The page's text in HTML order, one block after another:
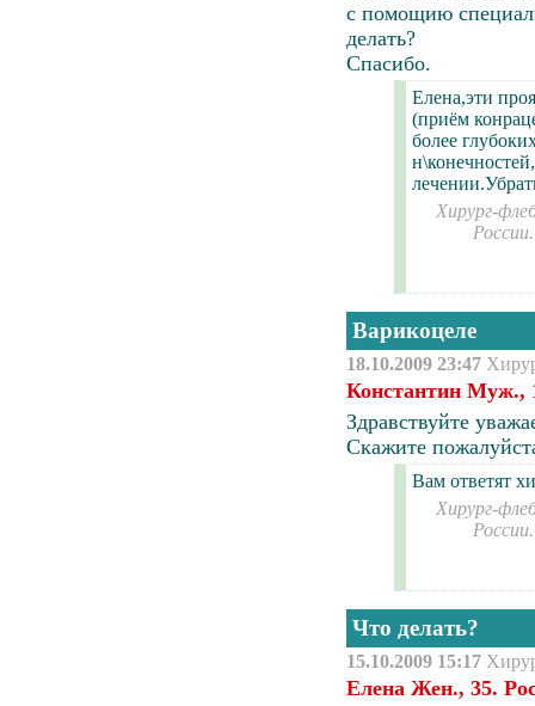
с помощию
делать?
Спасибо.
Елена,эти
(приём
более
Хирург-
Варикоцеле
18.10.2009 23:47
Константин Муж.,
Здравствуйте
Скажите
Вам ответят
Хирург-
Что делать?
15.10.2009 15:17
Елена Жен., 35.